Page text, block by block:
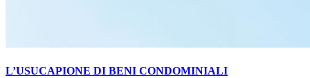
L’USUCAPIONE DI BENI CONDOMINIALI